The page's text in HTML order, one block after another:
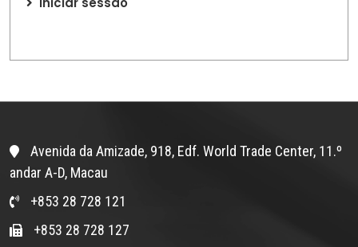
Avenida da Amizade, 918, Edf. World Trade Center, 11.º
andar A-D, Macau
+853 28 728 121
+853 28 728 127